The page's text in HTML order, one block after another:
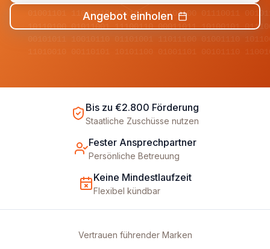
01001101 11010010 00110101 10101100 01110011
10110100 01011001 11100110 00011011 10100101
00101011 10010110 01101001 11011100 01001110
Angebot einholen
Bis zu €2.800 Förderung
Staatliche Zuschüsse nutzen
Fester Ansprechpartner
Persönliche Betreuung
Keine Mindestlaufzeit
Flexibel kündbar
Vertrauen führender Marken